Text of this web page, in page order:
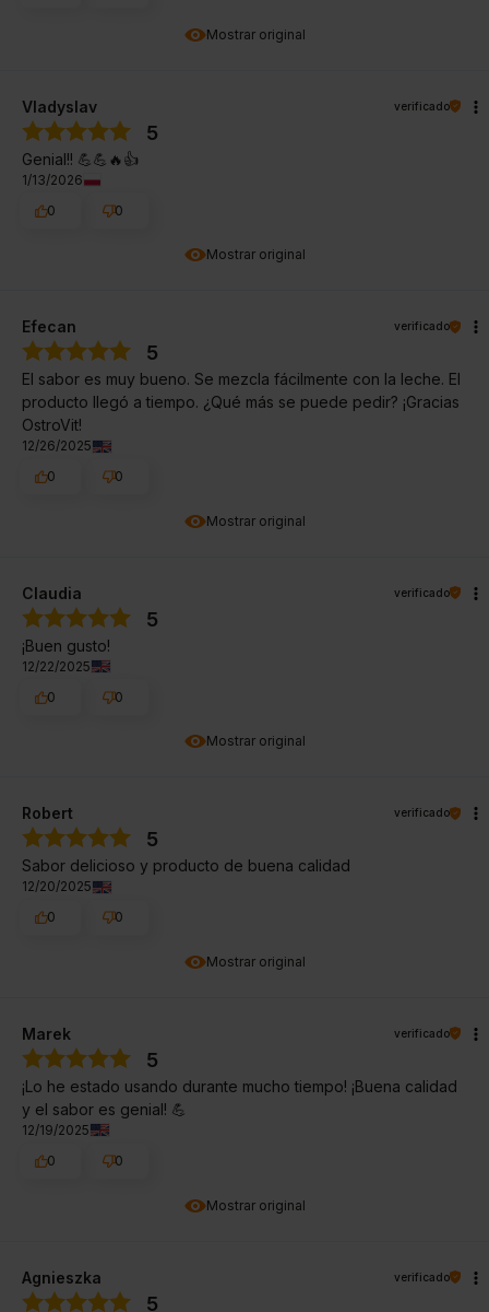
Mostrar original
Mostrar original
Vladyslav verificado
5
Genial!! 💪💪🔥👍️
1/13/2026
0
0
Mostrar original
Efecan verificado
5
El sabor es muy bueno. Se mezcla fácilmente con la leche. El
producto llegó a tiempo. ¿Qué más se puede pedir? ¡Gracias
OstroVit!
12/26/2025
0
0
Mostrar original
Claudia verificado
5
¡Buen gusto!
12/22/2025
0
0
Mostrar original
Robert verificado
5
Sabor delicioso y producto de buena calidad
12/20/2025
0
0
Mostrar original
Marek verificado
5
¡Lo he estado usando durante mucho tiempo! ¡Buena calidad
y el sabor es genial! 💪
12/19/2025
0
0
Agnieszka verificado
5